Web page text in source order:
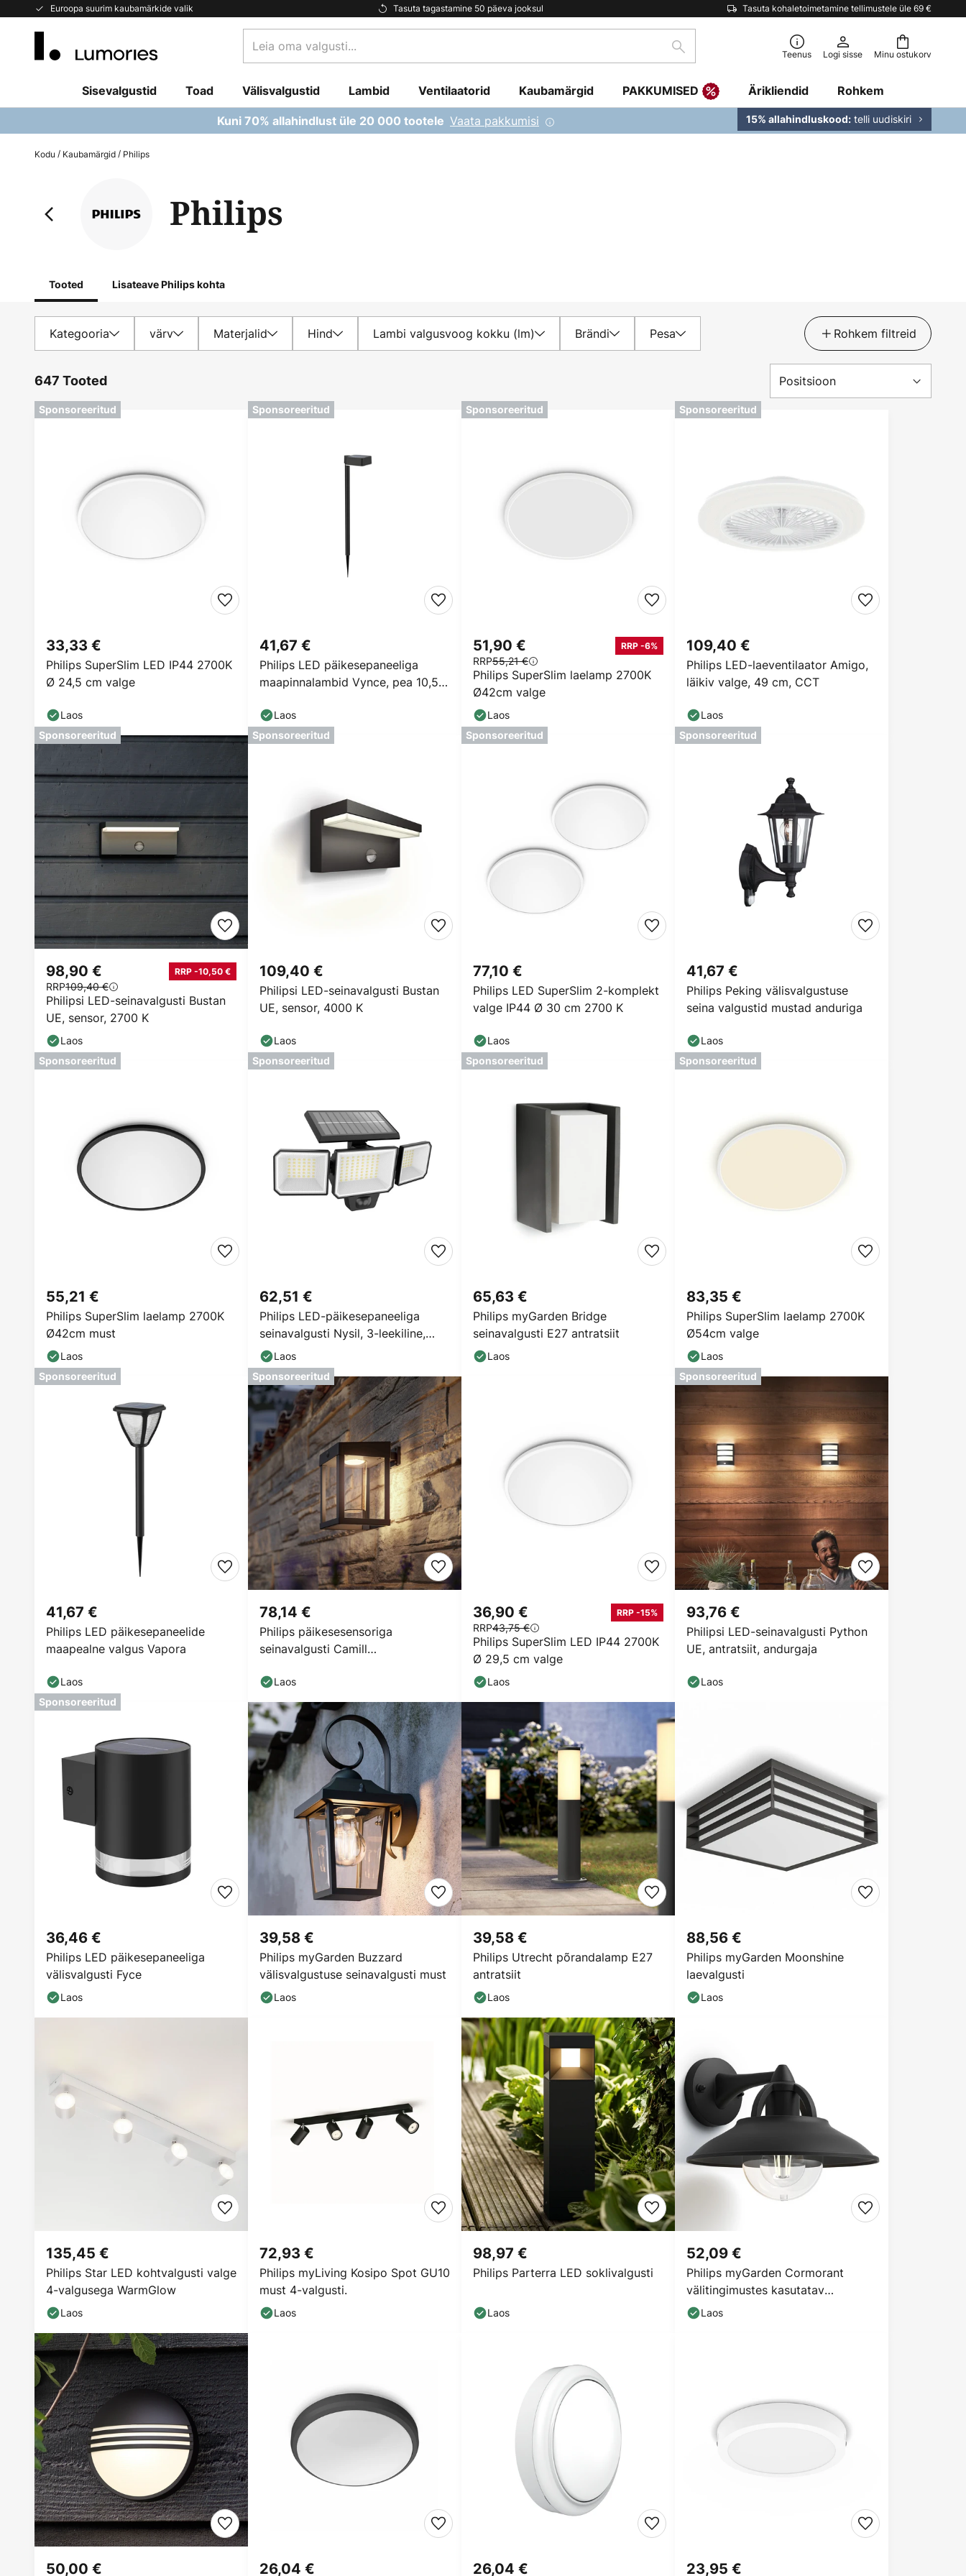
Euroopa suurim kaubamärkide valik Tasuta tagastamine 50 päeva jooksul Tasuta kohaletoimetamine tellimustele üle 69 €
Skip
Minu ostukorv
oma
Otsi Teenus Logi sisse
Sisevalgustid Toad Välisvalgustid Lambid Ventilaatorid Kaubamärgid PAKKUMISED Ärikliendid Rohkem
Kuni 70% allahindlust üle 20 000 tootele Vaata pakkumisi 15% allahindluskood: telli uudiskiri
Kodu Kaubamärgid Philips
Philips
Tooted Lisateave Philips kohta
Kategooria värv Materjalid Hind Lambi valgusvoog kokku (lm) Brändi Pesa Rohkem filtreid
647 Tooted
Sponsoreeritud
Philips SuperSlim LED IP44 2700K
Ø 24,5 cm valge
33,33 €
Laos
Sponsoreeritud
Philips LED päikesepaneeliga
maapinnalambid Vynce, pea 10,5 x
41,67 €
Laos
Sponsoreeritud
Philips SuperSlim laelamp 2700K
Ø42cm valge
51,90 € RRP -6%
RRP55,21 €
Laos
Sponsoreeritud
Philips LED-laeventilaator Amigo,
läikiv valge, 49 cm, CCT
109,40 €
Laos
Sponsoreeritud
Philipsi LED-seinavalgusti Bustan
UE, sensor, 2700 K
98,90 € RRP -10,50 €
RRP109,40 €
Laos
Sponsoreeritud
Philipsi LED-seinavalgusti Bustan
UE, sensor, 4000 K
109,40 €
Laos
Sponsoreeritud
Philips LED SuperSlim 2-komplekt
valge IP44 Ø 30 cm 2700 K
77,10 €
Laos
Sponsoreeritud
Philips Peking välisvalgustuse
seina valgustid mustad anduriga
41,67 €
Laos
Sponsoreeritud
Philips SuperSlim laelamp 2700K
Ø42cm must
55,21 €
Laos
Sponsoreeritud
Philips LED-päikesepaneeliga
seinavalgusti Nysil, 3-leekiline,
anduriga
62,51 €
Laos
Sponsoreeritud
Philips myGarden Bridge
seinavalgusti E27 antratsiit
65,63 €
Laos
Sponsoreeritud
Philips SuperSlim laelamp 2700K
Ø54cm valge
83,35 €
Laos
Sponsoreeritud
Philips LED päikesepaneelide
maapealne valgus Vapora
41,67 €
Laos
Sponsoreeritud
Philips päikesesensoriga
seinavalgusti Camill
78,14 €
Laos
Philips SuperSlim LED IP44 2700K
Ø 29,5 cm valge
36,90 € RRP -15%
RRP43,75 €
Laos
Sponsoreeritud
Philipsi LED-seinavalgusti Python
UE, antratsiit, andurgaja
93,76 €
Laos
Sponsoreeritud
Philips LED päikesepaneeliga
välisvalgusti Fyce
36,46 €
Laos
Philips myGarden Buzzard
välisvalgustuse seinavalgusti must
39,58 €
Laos
Philips Utrecht põrandalamp E27
antratsiit
39,58 €
Laos
Philips myGarden Moonshine
laevalgusti
88,56 €
Laos
Philips Star LED kohtvalgusti valge
4-valgusega WarmGlow
135,45 €
Laos
Philips myLiving Kosipo Spot GU10
must 4-valgusti.
72,93 €
Laos
Philips Parterra LED soklivalgusti
98,97 €
Laos
Philips myGarden Cormorant
välitingimustes kasutatav
seinalamp
52,09 €
Laos
50,00 € 26,04 € 26,04 € 23,95 €